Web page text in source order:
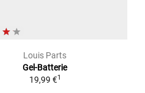
Louis Parts
Gel-Batterie
19,99 €1